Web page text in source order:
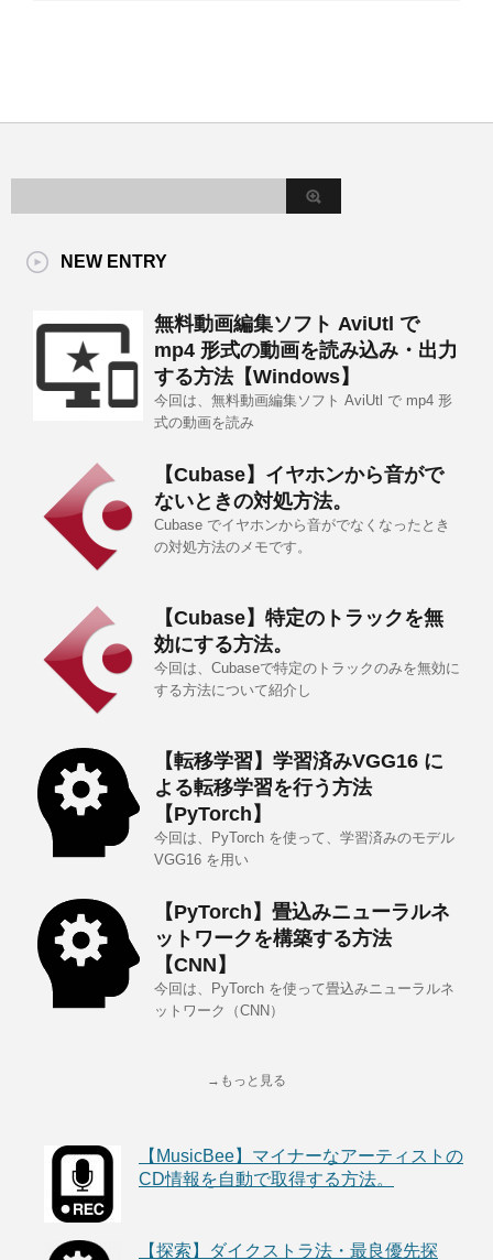
NEW ENTRY
無料動画編集ソフト AviUtl で
mp4 形式の動画を読み込み・出力
する方法【Windows】
今回は、無料動画編集ソフト AviUtl で mp4 形
式の動画を読み
【Cubase】イヤホンから音がで
ないときの対処方法。
Cubase でイヤホンから音がでなくなったとき
の対処方法のメモです。
【Cubase】特定のトラックを無
効にする方法。
今回は、Cubaseで特定のトラックのみを無効に
する方法について紹介し
【転移学習】学習済みVGG16 に
よる転移学習を行う方法
【PyTorch】
今回は、PyTorch を使って、学習済みのモデル
VGG16 を用い
【PyTorch】畳込みニューラルネ
ットワークを構築する方法
【CNN】
今回は、PyTorch を使って畳込みニューラルネ
ットワーク（CNN）
→もっと見る
【MusicBee】マイナーなアーティストの
CD情報を自動で取得する方法。
【探索】ダイクストラ法・最良優先探